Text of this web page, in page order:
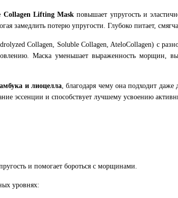
Collagen Lifting Mask повышает упругость и
замедлить потерю упругости. Глубоко питает,
Collagen, Soluble Collagen, AteloCollagen) с
Маска уменьшает выраженность морщин,
и лиоцелла, благодаря чему она подходит даже
эссенции и способствует лучшему усвоению
и помогает бороться с морщинами.
уровнях: